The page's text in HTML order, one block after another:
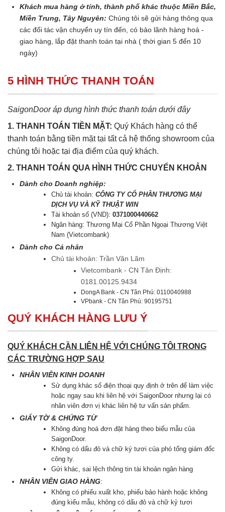
Khách mua hàng ở tỉnh, thành phố khác thuộc Miền Bắc,
Miền Trung, Tây Nguyên: Chúng tôi sẽ gửi hàng thông qua
các đối tác vận chuyển uy tín đến, có bảo lãnh hàng hoá -
giao hàng, lắp đặt thanh toán tại nhà ( thời gian 5 đến 10
ngày)
5 HÌNH THỨC THANH TOÁN
SaigonDoor áp dụng hình thức thanh toán dưới đây
1. THANH TOÁN TIỀN MẶT: Quý Khách hàng có thể
thanh toán bằng tiền mặt tại tất cả hệ thống showroom của
chúng tôi hoặc tại địa điểm của quý khách.
2. THANH TOÁN QUA HÌNH THỨC CHUYỂN KHOẢN
Dành cho Doanh nghiệp:
Chủ tài khoản:CÔNG TY CỔ PHẦN THƯƠNG MẠI
DỊCH VỤ VÀ KỸ THUẬT WIN
Tài khoản số (VND):0371000440662
Ngân hàng: Thương Mại Cổ Phần Ngoại Thương Việt
Nam (Vietcombank)
Dành cho Cá nhân
Chủ tài khoản: Trần Văn Lãm
Vietcombank - CN Tân Định:
0181.00125.9434
DongA Bank - CN Tân Phú: 0110040988
VPbank - CN Tân Phú: 90195751
QUÝ KHÁCH HÀNG LƯU Ý
QUÝ KHÁCH CẦN LIÊN HỆ VỚI CHÚNG TÔI TRONG
CÁC TRƯỜNG HỢP SAU
NHÂN VIÊN KINH DOANH
Sử dụng khác số điện thoại quy định ở trên để làm việc
hoặc ngay sau khi liên hệ với SaigonDoor nhưng lại có
nhân viên đơn vị khác liên hệ tư vấn sản phẩm.
GIẤY TỜ & CHỨNG TỪ
Không đúng hoá đơn đặt hàng theo biểu mẫu của
SaigonDoor.
Không có dấu đỏ và chữ ký tươi của phó tổng giám đốc
công ty.
Gửi khác, sai lệch thông tin tài khoản ngân hàng
NHÂN VIÊN GIAO HÀNG:
Không có phiếu xuất kho, phiếu bảo hành hoặc không
đúng kiểu mẫu, không có dấu đỏ và chữ kỷ tươi